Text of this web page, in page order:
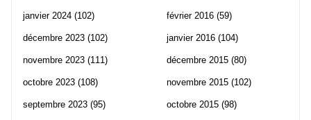
janvier 2024 (102)
décembre 2023 (102)
novembre 2023 (111)
octobre 2023 (108)
septembre 2023 (95)
février 2016 (59)
janvier 2016 (104)
décembre 2015 (80)
novembre 2015 (102)
octobre 2015 (98)